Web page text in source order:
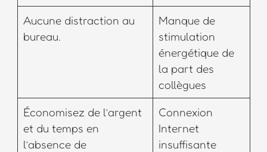
Aucune distraction au
bureau.
Manque de
stimulation
énergétique de
la part des
collègues
Économisez de l’argent
et du temps en
l’absence de
Connexion
Internet
insuffisante